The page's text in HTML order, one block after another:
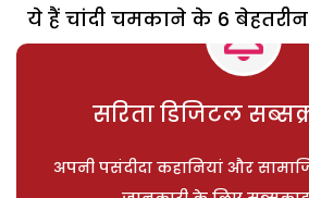
ये हैं चांदी चमकाने के 6
सरिता डिजिटल
अपनी पसंदीदा कहानियां और